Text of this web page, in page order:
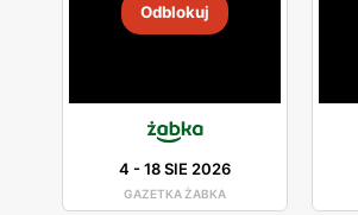
Odblokuj
4 -18 SIE 2026
GAZETKA ŻABKA